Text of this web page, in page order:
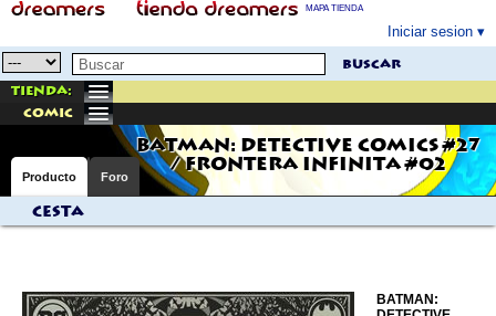
MAPA TIENDA
Iniciar sesion
buscar
Tienda:
comic
BATMAN: DETECTIVE COMICS #27
/ FRONTERA INFINITA #02
Producto Foro
Cesta
BATMAN: